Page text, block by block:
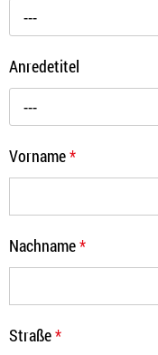
---
Anredetitel
---
Vorname*
Nachname*
Straße*